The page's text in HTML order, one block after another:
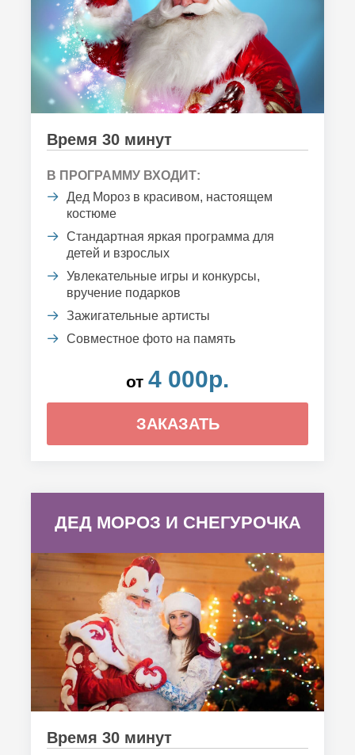
Время 30 минут
В ПРОГРАММУ ВХОДИТ:
Дед Мороз в красивом, настоящем
костюме
Стандартная яркая программа для
детей и взрослых
Увлекательные игры и конкурсы,
вручение подарков
Зажигательные артисты
Совместное фото на память
от 4 000р.
ЗАКАЗАТЬ
ДЕД МОРОЗ И СНЕГУРОЧКА
Время 30 минут